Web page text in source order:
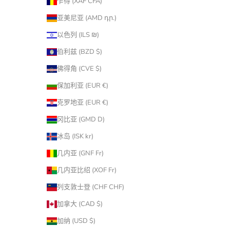
亚美尼亚 (AMD դր.)
以色列 (ILS ₪)
伯利兹 (BZD $)
佛得角 (CVE $)
保加利亚 (EUR €)
克罗地亚 (EUR €)
冈比亚 (GMD D)
冰岛 (ISK kr)
几内亚 (GNF Fr)
几内亚比绍 (XOF Fr)
列支敦士登 (CHF CHF)
加拿大 (CAD $)
加纳 (USD $)